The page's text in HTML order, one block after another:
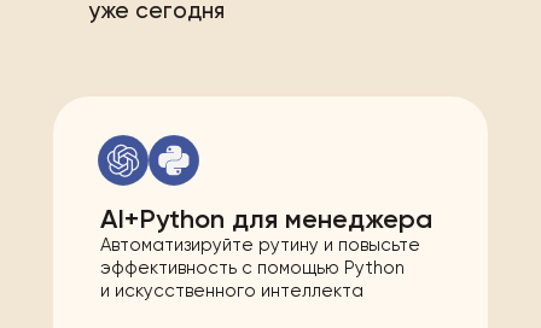
уже сегодня
AI+Python для менеджера
Автоматизируйте рутину и повысьте
эффективность с помощью Python
и искусственного интеллекта